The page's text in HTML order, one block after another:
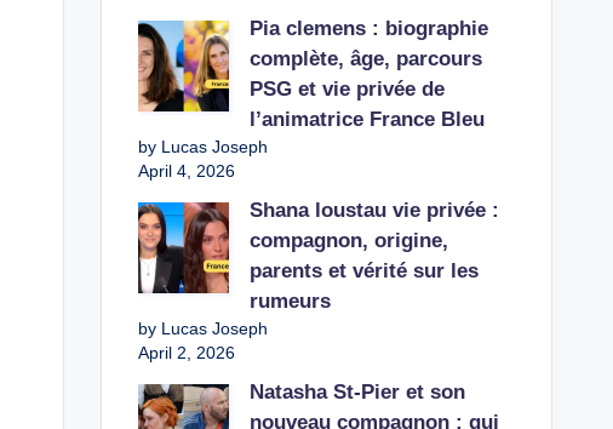
Pia clemens : biographie
complète, âge, parcours
PSG et vie privée de
l’animatrice France Bleu
by Lucas Joseph
April 4, 2026
Shana loustau vie privée :
compagnon, origine,
parents et vérité sur les
rumeurs
by Lucas Joseph
April 2, 2026
Natasha St-Pier et son
nouveau compagnon : qui